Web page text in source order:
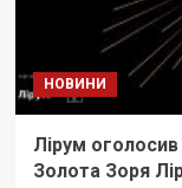
НОВИНИ
Лірум оголосив
Золота Зоря